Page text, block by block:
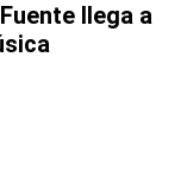
llega a